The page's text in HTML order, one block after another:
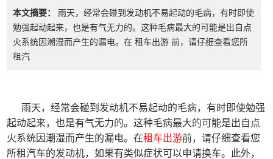
本文摘要：
雨天，经常会碰到发动机不易起动的毛病，有时即使
勉强起动起来，也是有气无力的。这种毛病最大的可能是出自点
火系统因潮湿而产生的漏电。在 租车出游 前，请仔细查看您所
租汽
雨天，经常会碰到发动机不易起动的毛病，有时即使勉强
起动起来，也是有气无力的。这种毛病最大的可能是出自点
火系统因潮湿而产生的漏电。在租车出游前，请仔细查看您
所租汽车的发动机，如果有类似症状可以申请换车。此外，